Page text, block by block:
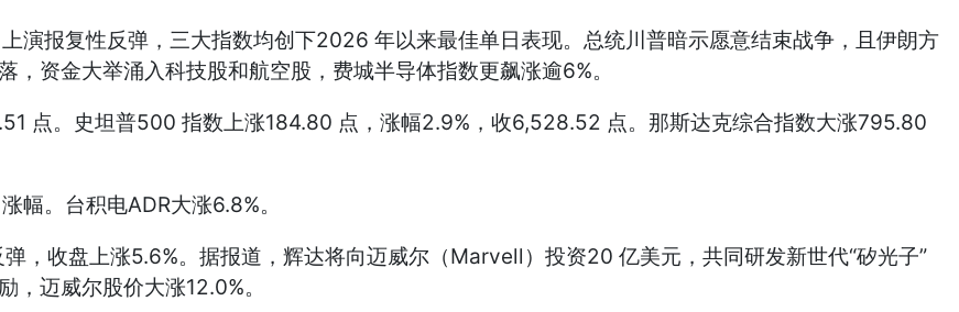
报复性反弹，三大指数均创下2026 年以来最佳单日表现。总统川普暗示愿意结束战争，且伊朗方
资金大举涌入科技股和航空股，费城半导体指数更飙涨逾6%。
点。史坦普500 指数上涨184.80 点，涨幅2.9%，收6,528.52 点。那斯达克综合指数大涨795.80
。台积电ADR大涨6.8%。
收盘上涨5.6%。据报道，辉达将向迈威尔（Marvell）投资20 亿美元，共同研发新世代“矽光子”
迈威尔股价大涨12.0%。